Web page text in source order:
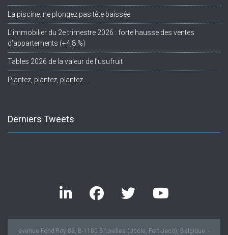
La piscine: ne plongez pas tête baissée
L’immobilier du 2e trimestre 2026 : forte hausse des ventes
d’appartements (+4,8 %)
Tables 2026 de la valeur de l’usufruit
Plantez, plantez, plantez…
Derniers Tweets
avenue Fond’Roy 82, B-1180 Bruxelles (Uccle, Fort-Jaco), Belgique. -